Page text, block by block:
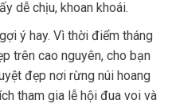
dễ chịu, khoan khoái.
ý hay. Vì thời điểm tháng
trên cao nguyên, cho bạn
đẹp nơi rừng núi hoang
tham gia lễ hội đua voi và